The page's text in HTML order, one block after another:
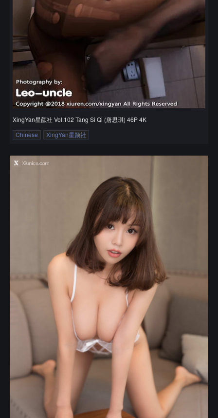
XingYan星颜社 Vol.102 Tang Si Qi (唐思琪) 46P 4K
Chinese
XingYan星颜社